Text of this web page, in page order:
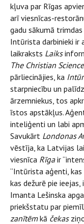
kļuva par Rīgas
arī viesnīcas-
gadu sākumā
Intūrista darbinieki ir
laikraksts Laiks
The Christian
pārliecinājies, ka
starpniecību un
ārzemniekus, tos
īstos apstākļus.
inteliģenti un labi
Savukārt Londonas
vēstīja, ka Latvijas
viesnīca Rīgair
“Intūrista aģenti,
kas dežurē pie
Imanta Lešinska
priekšstatu par
zanītēmkā čekas